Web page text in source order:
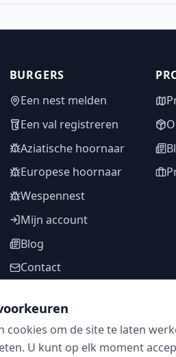
BURGERS
Een nest melden
Een val registreren
Aziatische hoornaar
Europese hoornaar
Wespennest
Mijn account
Blog
Contact
VOLG ONS
cookies om de site te laten
U kunt op elk moment